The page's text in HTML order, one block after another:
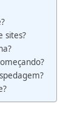
sites?